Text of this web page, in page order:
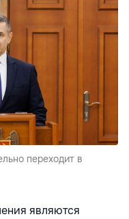
переходит в
являются